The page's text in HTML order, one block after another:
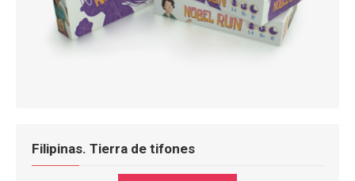
Filipinas. Tierra de tifones